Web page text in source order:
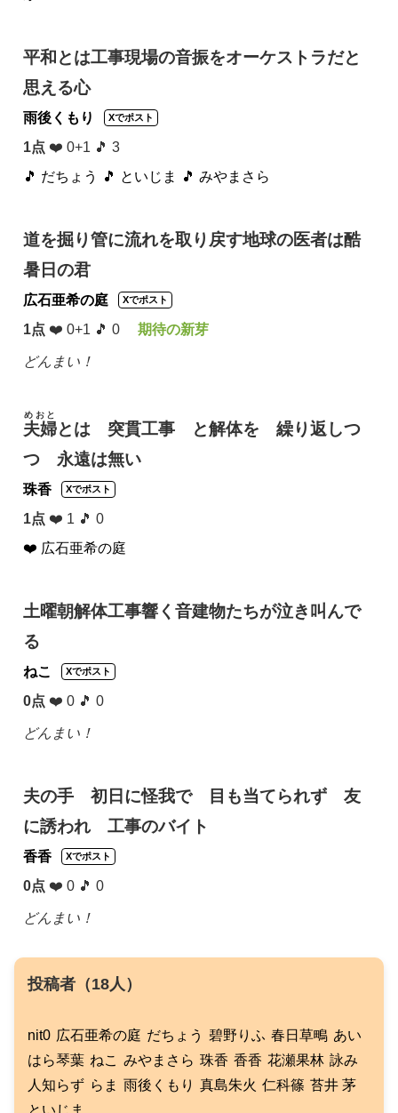
平和とは工事現場の音振をオーケストラだと
思える心
雨後くもり Xでポスト
1点 ❤️ 0+1 🎵 3
🎵 だちょう
🎵 といじま 🎵 みやまさら
道を掘り管に流れを取り戻す地球の医者は酷
暑日の君
広石亜希の庭 Xでポスト
1点 ❤️ 0+1 🎵 0 期待の新芽
どんまい！
夫婦
めおと
とは 突貫工事 と解体を 繰り返しつ
つ 永遠は無い
珠香 Xでポスト
1点 ❤️ 1 🎵 0
❤️ 広石亜希の庭
土曜朝解体工事響く音建物たちが泣き叫んで
る
ねこ Xでポスト
0点 ❤️ 0 🎵 0
どんまい！
夫の手 初日に怪我で 目も当てられず 友
に誘われ 工事のバイト
香香 Xでポスト
0点 ❤️ 0 🎵 0
どんまい！
投稿者（18人）
nit0 広石亜希の庭 だちょう 碧野りふ 春日草鴫 あい
はら琴葉 ねこ みやまさら 珠香 香香 花瀬果林 詠み
人知らず らま 雨後くもり 真島朱火 仁科篠 苔井 茅
といじま